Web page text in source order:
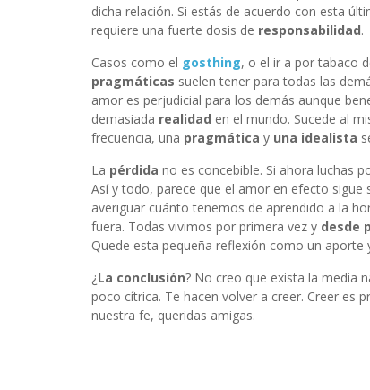
dicha relación. Si estás de acuerdo con esta
requiere una fuerte dosis de responsabilidad.
Casos como el gosthing, o el ir a por tabaco
pragmáticas suelen tener para todas las
amor es perjudicial para los demás aunque
demasiada realidad en el mundo. Sucede al
frecuencia, una pragmática y una idealista
La pérdida no es concebible. Si ahora luchas
Así y todo, parece que el amor en efecto
averiguar cuánto tenemos de aprendido a la
fuera. Todas vivimos por primera vez y desde
Quede esta pequeña reflexión como un
¿La conclusión? No creo que exista la media
poco cítrica. Te hacen volver a creer. Creer es
nuestra fe, queridas amigas.